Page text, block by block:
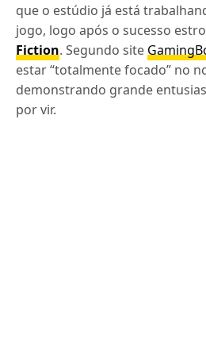
que o estúdio já está
jogo, logo após o sucesso
Fiction. Segundo site
estar “totalmente focado” no
demonstrando grande
por vir.